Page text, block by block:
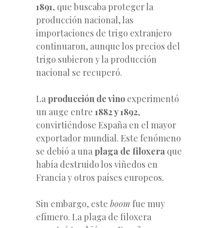
1891, que buscaba proteger la
producción nacional, las
importaciones de trigo extranjero
continuaron, aunque los precios del
trigo subieron y la producción
nacional se recuperó.
La producción de vino experimentó
un auge entre 1882 y 1892,
convirtiéndose España en el mayor
exportador mundial. Este fenómeno
se debió a una plaga de filoxera que
había destruido los viñedos en
Francia y otros países europeos.
Sin embargo, este boom fue muy
efímero. La plaga de filoxera